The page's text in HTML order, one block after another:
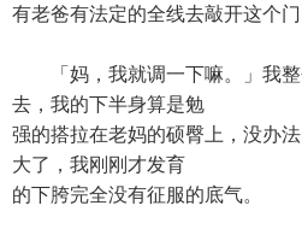
有老爸有法定的全线去敲开这个门
「妈，我就调一下嘛。」我整
去，我的下半身算是勉
强的搭拉在老妈的硕臀上，没办
大了，我刚刚才发育
的下胯完全没有征服的底气。